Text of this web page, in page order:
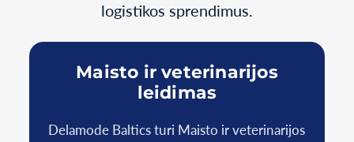
logistikos sprendimus.
Maisto ir veterinarijos
leidimas
Delamode Baltics turi Maisto ir veterinarijos